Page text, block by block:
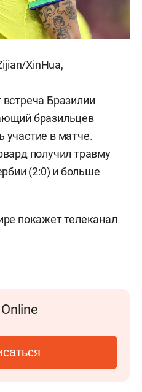
XinHua,
Бразилии
бразильцев
участие в матче.
получил травму
(2:0) и больше
покажет телеканал